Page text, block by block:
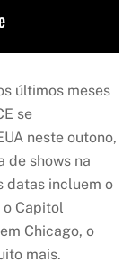
últimos meses
se
neste outono,
de shows na
datas incluem o
o Capitol
Chicago, o
mais.